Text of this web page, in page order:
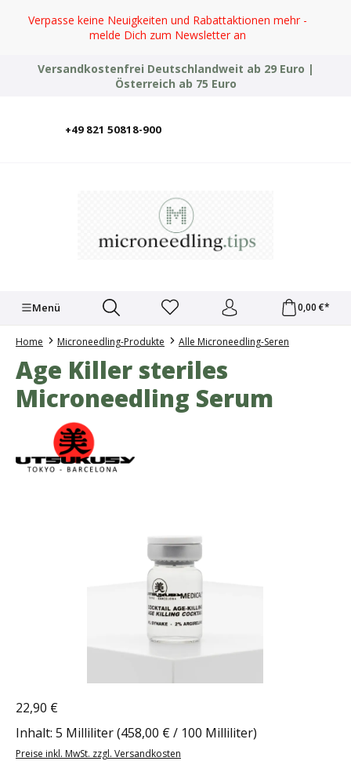
Zum Hauptinhalt springen
Verpasse keine Neuigkeiten und Rabattaktionen mehr -
melde Dich zum Newsletter an
Versandkostenfrei Deutschlandweit ab 29 Euro |
Österreich ab 75 Euro
+49 821 50818-900
Menü 0,00 €*
Home Microneedling-Produkte Alle Microneedling-Seren
Age Killer steriles
Microneedling Serum
Regulärer Preis:
22,90 €
Inhalt: 5 Milliliter(458,00 € / 100 Milliliter)
Preise inkl. MwSt. zzgl. Versandkosten